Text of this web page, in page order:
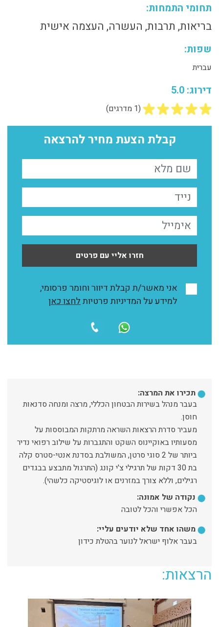
תחומי התמחות:
בריאות, תרבות, העשרה, העצמה אישית
שפות:
עברית
דירוג: 5.0
(1 מדרגים)
קבלת הצעת מחיר להרצאה
חזרו אליי עם פרטים
אני מאשר/ת קבלת דיוור וחומר פרסומי,
למידע על המדיניות פרטיותלחצו כאן
תכירו את המרצה:
בעבר מנהל בשירות הבטחון הכללי, מרצה ומנחה סדנאות
חוסן.
מעביר סדרת הרצאות השראה מרתקות המבוססות על
מסעותיו באוקיינוס השקט והתגברות על שילוב רפואי נדיר
ביותר של 2 סוגי סרטן, המשולבת בסדנת אנטי-סטרס קלה
בת 30 דקות של תרגילי צ'י קונג (התרגול מתבצע בבגדים
רגילים, וללא צורך במזרנים או לוגיסטיקה כלשהי).
נקודה של אמונה:
הכל אפשרי והכל לטובה
משהו אחד שלא יודעים עליי:
בעבר אלוף ישראל לנוער בהטלת כידון
הרצאות: